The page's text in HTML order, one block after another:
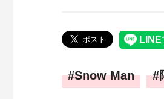
Snow Man